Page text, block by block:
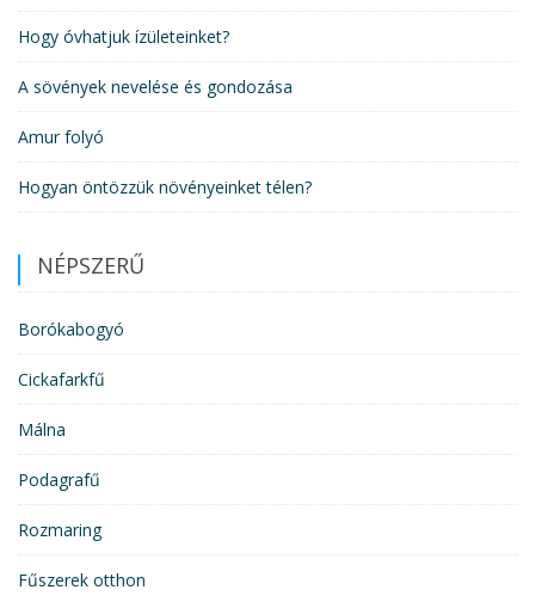
Hogy óvhatjuk ízületeinket?
A sövények nevelése és gondozása
Amur folyó
Hogyan öntözzük növényeinket télen?
NÉPSZERŰ
Borókabogyó
Cickafarkfű
Málna
Podagrafű
Rozmaring
Fűszerek otthon